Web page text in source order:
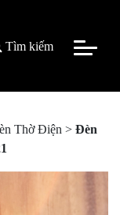
Tìm kiếm
Thờ Điện > Đèn